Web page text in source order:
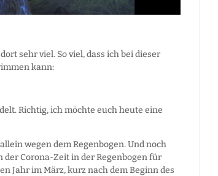
sehr viel. So viel, dass ich bei dieser
kann:
Richtig, ich möchte euch heute eine
wegen dem Regenbogen. Und noch
der Corona-Zeit in der Regenbogen für
Jahr im März, kurz nach dem Beginn des